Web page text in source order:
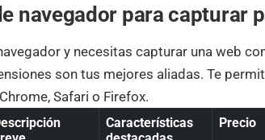
navegador para capturar
y necesitas capturar una web
son tus mejores aliadas. Te
Safari o Firefox.
Características
Precio